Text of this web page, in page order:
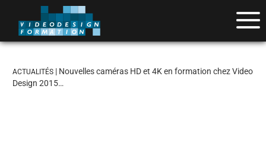
ACTUALITÉS | Nouvelles caméras HD et 4K en formation chez Video
Design 2015…